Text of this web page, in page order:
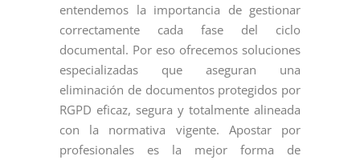
entendemos la importancia de gestionar
correctamente cada fase del ciclo
documental. Por eso ofrecemos soluciones
especializadas que aseguran una
eliminación de documentos protegidos por
RGPD eficaz, segura y totalmente alineada
con la normativa vigente. Apostar por
profesionales es la mejor forma de